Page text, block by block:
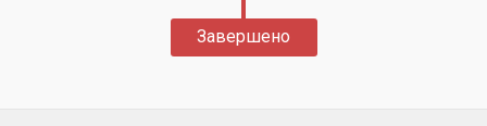
Завершено